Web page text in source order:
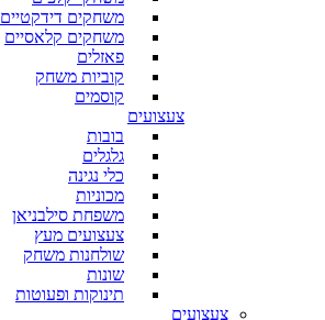
משחקים דידקטיים
משחקים קלאסיים
פאזלים
קוביות משחק
קוסמים
צעצועים
בובות
גלגלים
כלי נגינה
מכוניות
משפחת סילבניאן
צעצועים מעץ
שולחנות משחק
שונות
תינוקות ופעוטות
צעצועים